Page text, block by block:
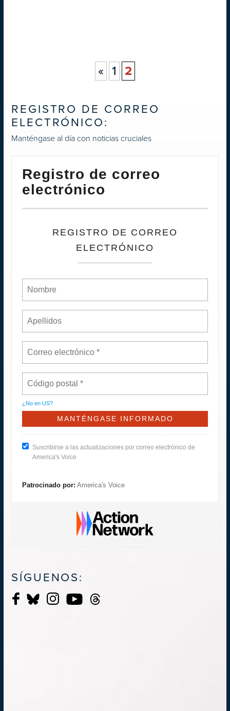
« 1 2
REGISTRO DE CORREO
ELECTRÓNICO:
Manténgase al día con noticias cruciales
Registro de correo
electrónico
REGISTRO DE CORREO
ELECTRÓNICO
¿No en US?
Suscribirse a las actualizaciones por correo electrónico de
America's Voice
Patrocinado por: America's Voice
SÍGUENOS: